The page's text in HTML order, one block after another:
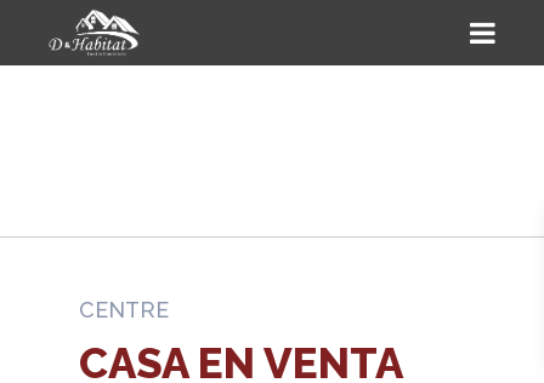
CENTRE
CASA EN VENTA